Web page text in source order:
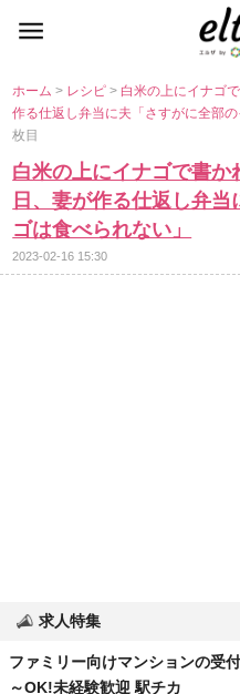
ホーム> レシピ> 白米の上にイナゴ
作る仕返し弁当に夫「さすがに全部
枚目
白米の上にイナゴで書
日、妻が作る仕返し弁
ゴは食べられない」
2023-02-16 15:30
求人特集
ファミリー向けマンションの受
～OK!未経験歓迎 駅チカ